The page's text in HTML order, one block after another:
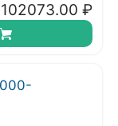
102073.00 ₽